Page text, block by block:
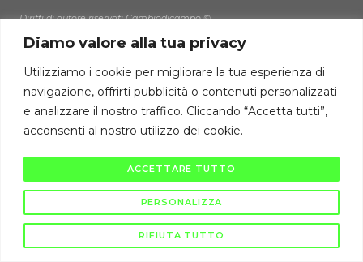
Diamo valore alla tua privacy
Utilizziamo i cookie per migliorare la tua esperienza di
navigazione, offrirti pubblicità o contenuti personalizzati
e analizzare il nostro traffico. Cliccando “Accetta tutti”,
acconsenti al nostro utilizzo dei cookie.
PERSONALIZZA
RIFIUTA TUTTO
ACCETTARE TUTTO
Diritti di autore riservati Cambiodicampo ©
La pubblicazione e diffusione di questi contenuti è severamente vietata